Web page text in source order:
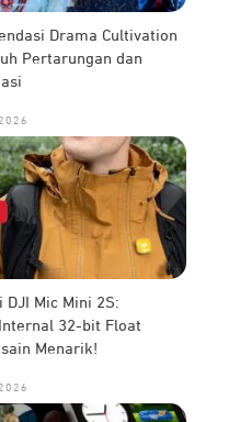
Drama Cultivation
Pertarungan dan
DJI Mic Mini 2S:
32-bit Float
Menarik!